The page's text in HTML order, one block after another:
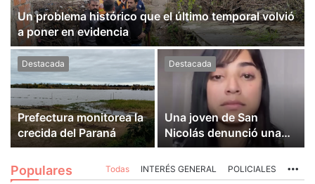
Un problema histórico que el último temporal volvió
a poner en evidencia
Destacada
Prefectura monitorea la
crecida del Paraná
Destacada
Una joven de San
Nicolás denunció una
brutal agresión en Villa
Constitución
Populares Todas INTERÉS GENERAL POLICIALES